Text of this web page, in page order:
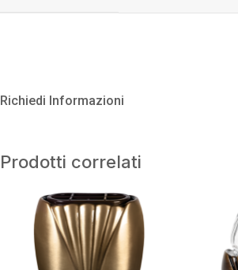
Richiedi Informazioni
Prodotti correlati